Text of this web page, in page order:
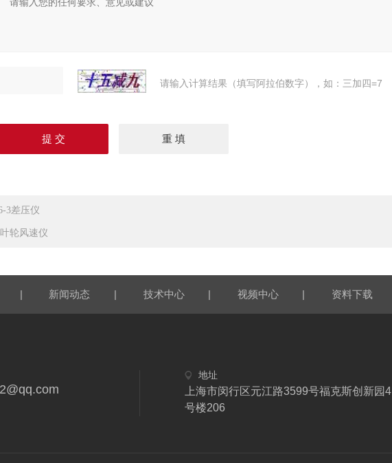
请输入计算结果（填写阿拉伯数字），如：三加四=7
3差压仪
轮风速仪
| 新闻动态 | 技术中心 | 视频中心 | 资料下载
地址
上海市闵行区元江路3599号福克斯创新园4
号楼206